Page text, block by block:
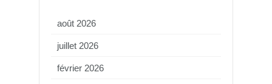
août 2026
juillet 2026
février 2026